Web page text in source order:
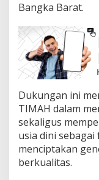
Bangka Barat.
Dukungan ini
TIMAH dalam
sekaligus
usia dini
menciptakan
berkualitas.